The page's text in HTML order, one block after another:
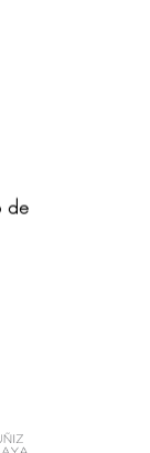
de
crea el